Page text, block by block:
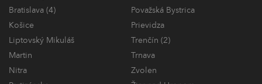
Bratislava (4)
Považská Bystrica
Košice
Prievidza
Liptovský Mikuláš
Trenčín (2)
Martin
Trnava
Nitra
Zvolen